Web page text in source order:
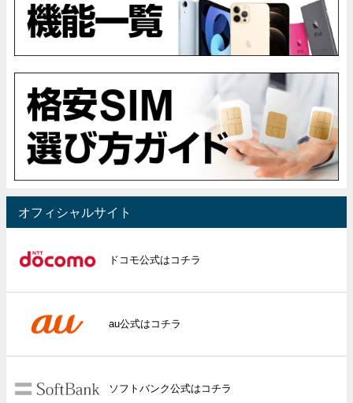
オフィシャルサイト
ドコモ公式はコチラ
au公式はコチラ
ソフトバンク公式はコチラ